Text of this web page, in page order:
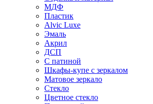
МДФ
Пластик
Alvic Luxe
Эмаль
Акрил
ДСП
С патиной
Шкафы-купе с зеркалом
Матовое зеркало
Стекло
Цветное стекло